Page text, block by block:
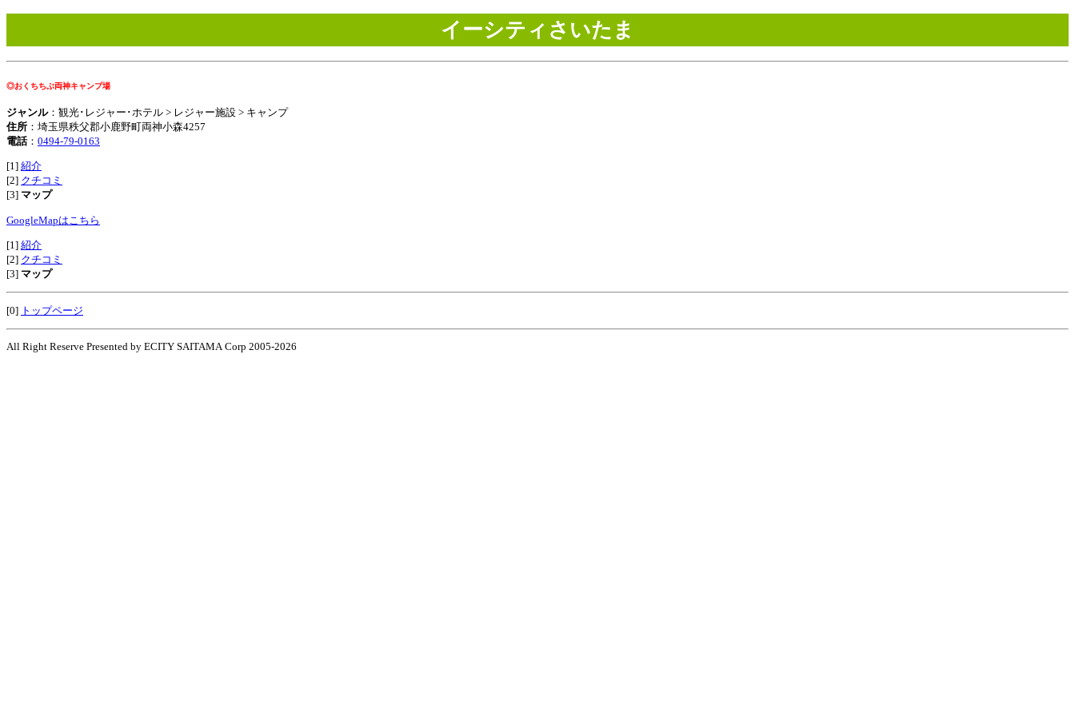
イーシティさいたま
◎おくちちぶ両神キャンプ場
ジャンル：観光･レジャー･ホテル > レジャー施設 > キャンプ
住所 ：埼玉県秩父郡小鹿野町両神小森4257
電話： 0494-79-0163
[1] 紹介
[2] クチコミ
[3] マップ
GoogleMapはこちら
[1] 紹介
[2] クチコミ
[3] マップ
[0] トップページ
All Right Reserve Presented by ECITY SAITAMA Corp 2005-2026